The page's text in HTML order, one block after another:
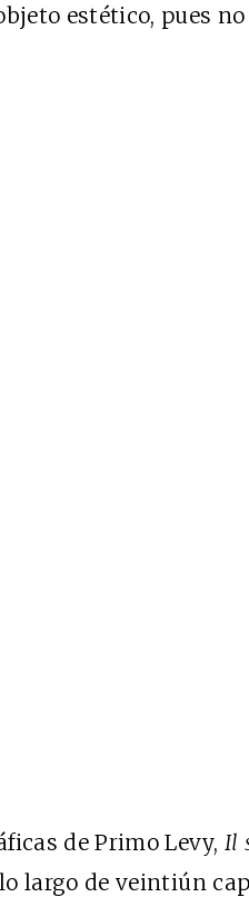
estético, pues no
de Primo Levy, Il
largo de veintiún